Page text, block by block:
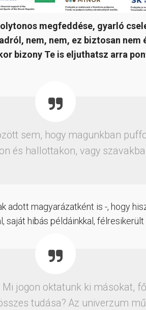
megfeddése, gyarló
nem, nem, ez biztosan nem
bizony Te is eljuthatsz arra
sem, hogy magunkban
és hallottakon, vagy
adott magyarázatként is -, hogy
saját hibás példáinkkal,
jogon oktatunk ki másokat,
tudása? Az univerzum